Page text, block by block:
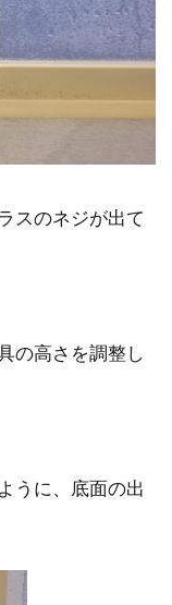
スのネジが出て
の高さを調整し
うに、底面の出